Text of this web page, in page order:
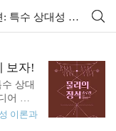
완결된 연재/(完) 물리의 정석 솔루션: 특수 상대성 이론과 고전 장론 편 (9)
보자!
상대
어 대
우리
'물
이론과